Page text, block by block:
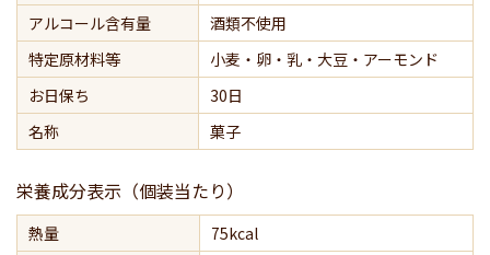
アルコール含有量
酒類不使用
特定原材料等
小麦・卵・乳・大豆・アーモンド
お日保ち
30日
名称
菓子
栄養成分表示（個装当たり）
熱量
75kcal